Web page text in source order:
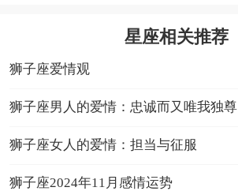
星座相关推荐
狮子座爱情观
狮子座男人的爱情：忠诚而又唯我独尊
狮子座女人的爱情：担当与征服
狮子座2024年11月感情运势